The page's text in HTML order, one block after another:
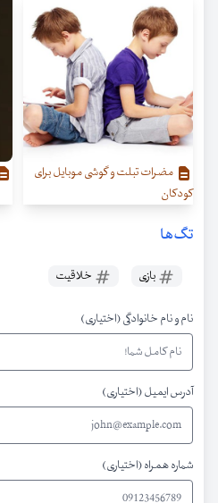
مضرات تبلت و گوشی موبایل برای
کودکان
تگ‌ها
بازی خلاقیت
نام و نام خانوادگی (اختیاری)
آدرس ایمیل (اختیاری)
شماره همراه (اختیاری)